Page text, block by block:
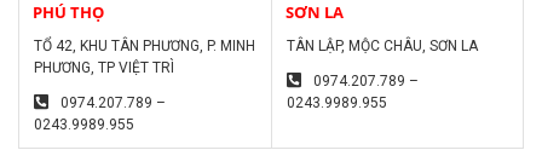
PHÚ THỌ
TỔ 42, KHU TÂN PHƯƠNG, P. MINH
PHƯƠNG, TP VIỆT TRÌ
0974.207.789 –
0243.9989.955
SƠN LA
TÂN LẬP, MỘC CHÂU, SƠN LA
0974.207.789 –
0243.9989.955